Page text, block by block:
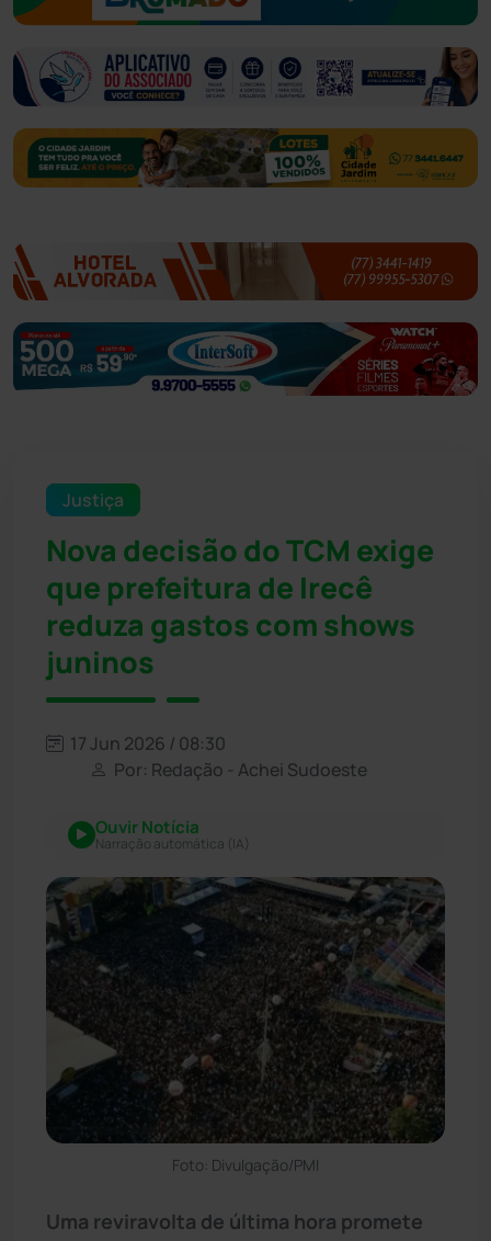
Justiça
Nova decisão do TCM exige
que prefeitura de Irecê
reduza gastos com shows
juninos
17 Jun 2026 / 08:30
Por: Redação - Achei Sudoeste
Ouvir Notícia
Narração automática (IA)
Foto: Divulgação/PMI
Uma reviravolta de última hora promete